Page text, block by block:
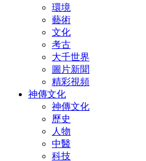
環境
藝術
文化
考古
大千世界
圖片新聞
精彩視頻
神傳文化
神傳文化
歷史
人物
中醫
科技